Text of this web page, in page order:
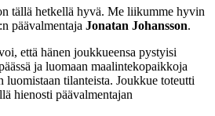
tällä hetkellä hyvä. Me liikumme hyvin
päävalmentaja Jonatan Johansson.
että hänen joukkueensa pystyisi
ja luomaan maalintekopaikkoja
luomistaan tilanteista. Joukkue toteutti
hienosti päävalmentajan